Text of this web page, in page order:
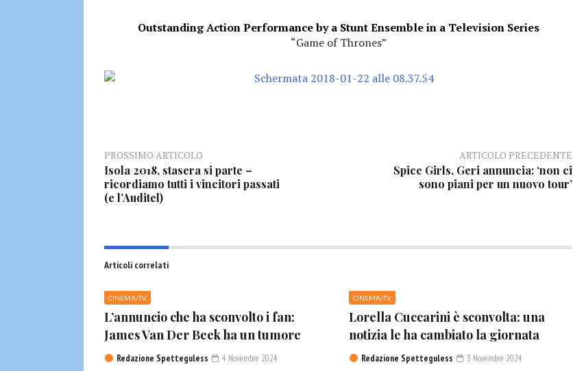
Outstanding Action Performance by a Stunt Ensemble in a Television Series
“Game of Thrones”
PROSSIMO ARTICOLO
Isola 2018, stasera si parte –
ricordiamo tutti i vincitori passati
(e l’Auditel)
ARTICOLO PRECEDENTE
Spice Girls, Geri annuncia: ‘non ci
sono piani per un nuovo tour’
Articoli correlati
CINEMA/TV
L’annuncio che ha sconvolto i fan:
James Van Der Beek ha un tumore
Redazione Spetteguless 4 Novembre 2024
CINEMA/TV
Lorella Cuccarini è sconvolta: una
notizia le ha cambiato la giornata
Redazione Spetteguless 3 Novembre 2024